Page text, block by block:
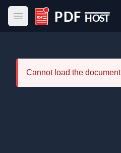
Abrir menu principal
PDF Host
Cannot load the document